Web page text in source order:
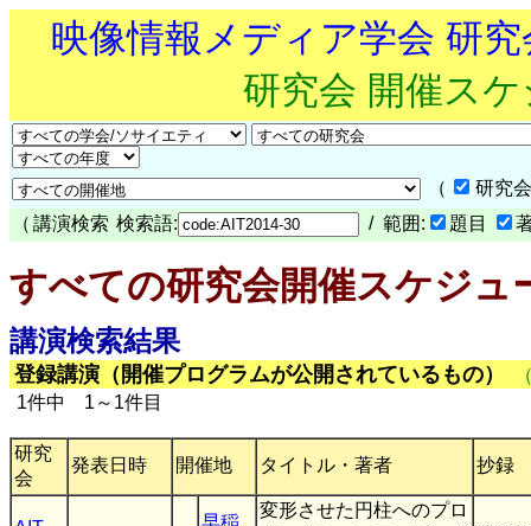
映像情報メディア学会 研
研究会 開催ス
（
研究
（ 講演検索 検索語: / 範囲: 題目
すべての研究会開催スケジュ
講演検索結果
登録講演（開催プログラムが公開されているもの）
1件中 1～1件目
研究
会
発表日時 開催地 タイトル・著者 抄録
早稲
変形させた円柱へのプロ